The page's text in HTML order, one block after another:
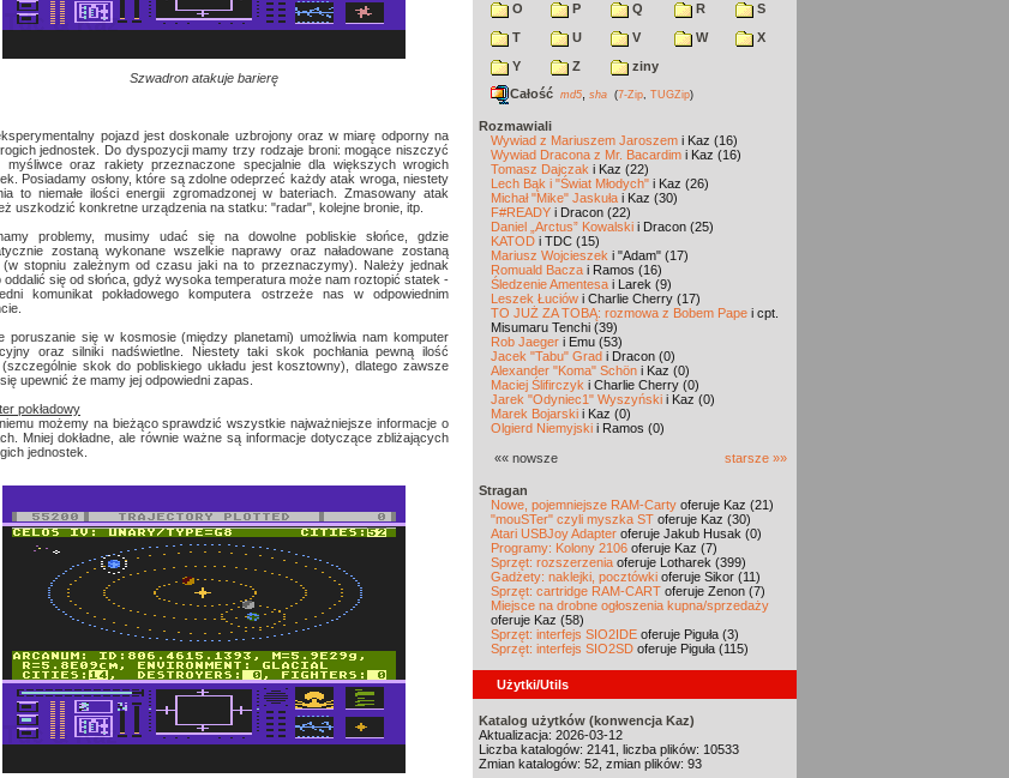
Szwadron atakuje barierę
pojazd jest doskonale uzbrojony oraz w miarę odporny na
jednostek. Do dyspozycji mamy trzy rodzaje broni: mogące niszczyć
myśliwce oraz rakiety przeznaczone specjalnie dla większych wrogich
Posiadamy osłony, które są zdolne odeprzeć każdy atak wroga, niestety
to niemałe ilości energii zgromadzonej w bateriach. Zmasowany atak
uszkodzić konkretne urządzenia na statku: "radar", kolejne bronie, itp.
problemy, musimy udać się na dowolne pobliskie słońce, gdzie
zostaną wykonane wszelkie naprawy oraz naładowane zostaną
(w stopniu zależnym od czasu jaki na to przeznaczymy). Należy jednak
się od słońca, gdyż wysoka temperatura może nam roztopić statek -
komunikat pokładowego komputera ostrzeże nas w odpowiednim
poruszanie się w kosmosie (między planetami) umożliwia nam komputer
oraz silniki nadświetlne. Niestety taki skok pochłania pewną ilość
skok do pobliskiego układu jest kosztowny), dlatego zawsze
upewnić że mamy jej odpowiedni zapas.
pokładowy
możemy na bieżąco sprawdzić wszystkie najważniejsze informacje o
Mniej dokładne, ale równie ważne są informacje dotyczące zbliżających
jednostek.
O
P Q R
S
T
U V W
X
Y
Z
ziny
Całość md5 sha (7-Zip TUGZip)
Rozmawiali
Wywiad z Mariuszem Jaroszem i Kaz (16)
Wywiad Dracona z Mr. Bacardim i Kaz (16)
Tomasz Dajczak i Kaz (22)
Lech Bąk i "Świat Młodych" i Kaz (26)
Michał "Mike" Jaskuła i Kaz (30)
F#READY i Dracon (22)
Daniel „Arctus” Kowalski i Dracon (25)
KATOD i TDC (15)
Mariusz Wojcieszek i "Adam" (17)
Romuald Bacza i Ramos (16)
Śledzenie Amentesa i Larek (9)
Leszek Łuciów i Charlie Cherry (17)
TO JUŻ ZA TOBĄ: rozmowa z Bobem Pape i cpt.
Misumaru Tenchi (39)
Rob Jaeger i Emu (53)
Jacek "Tabu" Grad i Dracon (0)
Alexander "Koma" Schön i Kaz (0)
Maciej Ślifirczyk i Charlie Cherry (0)
Jarek "Odyniec1" Wyszyński i Kaz (0)
Marek Bojarski i Kaz (0)
Olgierd Niemyjski i Ramos (0)
«« nowsze starsze »»
Stragan
Nowe, pojemniejsze RAM-Carty oferuje Kaz (21)
"mouSTer" czyli myszka ST oferuje Kaz (30)
Atari USBJoy Adapter oferuje Jakub Husak (0)
Programy: Kolony 2106 oferuje Kaz (7)
Sprzęt: rozszerzenia oferuje Lotharek (399)
Gadżety: naklejki, pocztówki oferuje Sikor (11)
Sprzęt: cartridge RAM-CART oferuje Zenon (7)
Miejsce na drobne ogłoszenia kupna/sprzedaży
oferuje Kaz (58)
Sprzęt: interfejs SIO2IDE oferuje Piguła (3)
Sprzęt: interfejs SIO2SD oferuje Piguła (115)
Użytki/Utils
Katalog użytków (konwencja Kaz)
Aktualizacja: 2026-03-12
Liczba katalogów: 2141, liczba plików: 10533
Zmian katalogów: 52, zmian plików: 93